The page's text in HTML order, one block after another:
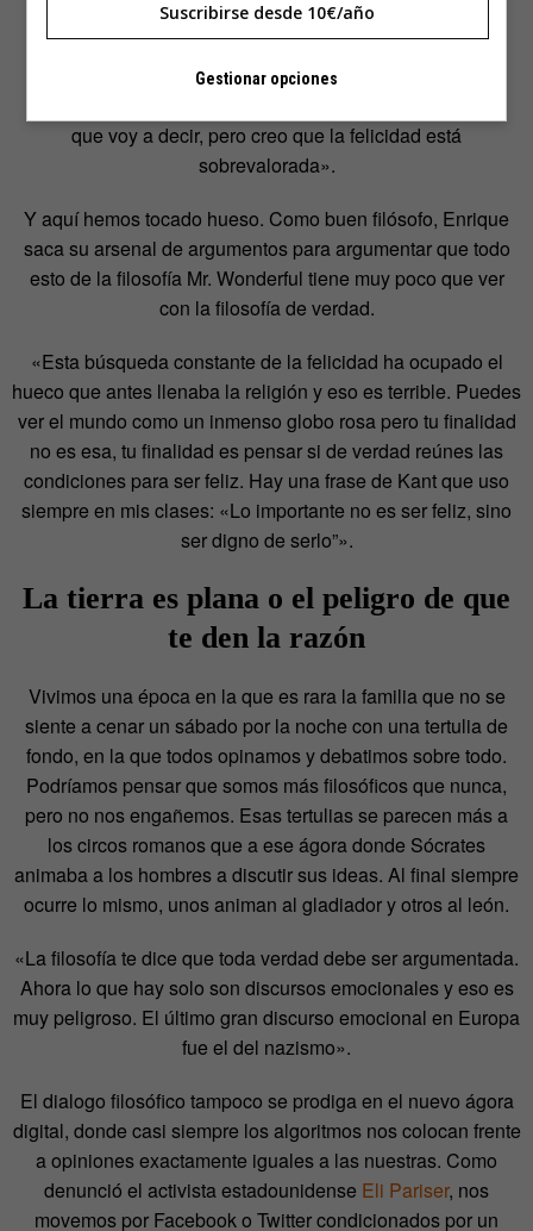
Para entender el sentido de la felicidad. «Por supuesto
habría que estudiar la eudaimonía, la idea de felicidad
aristotélica. Pero también, en el sentido contrario,
que voy a decir, pero creo que la felicidad está
sobrevalorada».
Y aquí hemos tocado hueso. Como buen filósofo, Enrique
saca su arsenal de argumentos para argumentar que todo
esto de la filosofía Mr. Wonderful tiene muy poco que ver
con la filosofía de verdad.
«Esta búsqueda constante de la felicidad ha ocupado el
hueco que antes llenaba la religión y eso es terrible. Puedes
ver el mundo como un inmenso globo rosa pero tu finalidad
no es esa, tu finalidad es pensar si de verdad reúnes las
condiciones para ser feliz. Hay una frase de Kant que uso
siempre en mis clases: «Lo importante no es ser feliz, sino
ser digno de serlo”».
La tierra es plana o el peligro de que
te den la razón
Vivimos una época en la que es rara la familia que no se
siente a cenar un sábado por la noche con una tertulia de
fondo, en la que todos opinamos y debatimos sobre todo.
Podríamos pensar que somos más filosóficos que nunca,
pero no nos engañemos. Esas tertulias se parecen más a
los circos romanos que a ese ágora donde Sócrates
animaba a los hombres a discutir sus ideas. Al final siempre
ocurre lo mismo, unos animan al gladiador y otros al león.
«La filosofía te dice que toda verdad debe ser argumentada.
Ahora lo que hay solo son discursos emocionales y eso es
muy peligroso. El último gran discurso emocional en Europa
fue el del nazismo».
El dialogo filosófico tampoco se prodiga en el nuevo ágora
digital, donde casi siempre los algoritmos nos colocan frente
a opiniones exactamente iguales a las nuestras. Como
denunció el activista estadounidense Eli Pariser, nos
movemos por Facebook o Twitter condicionados por un
Suscribirse desde 10€/año
Gestionar opciones